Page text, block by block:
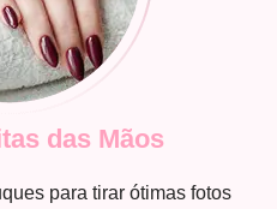
das Mãos
para tirar ótimas fotos